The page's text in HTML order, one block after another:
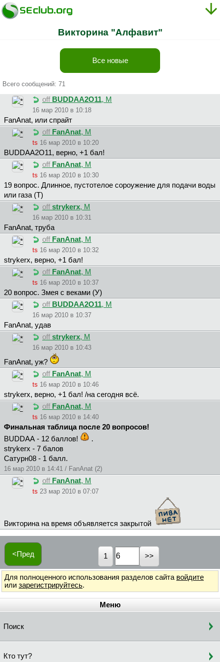
Викторина "Алфавит"
Все новые
Всего сообщений: 71
off BUDDAA2O11, М
16 мар 2010 в 10:18
FanAnat, или спрайт
off FanAnat, М
ts 16 мар 2010 в 10:20
BUDDAA2O11, верно, +1 бал!
off FanAnat, М
ts 16 мар 2010 в 10:30
19 вопрос. Длинное, пустотелое сороужение для подачи воды
или газа (Т)
off strykerx, М
16 мар 2010 в 10:31
FanAnat, труба
off FanAnat, М
ts 16 мар 2010 в 10:32
strykerx, верно, +1 бал!
off FanAnat, М
ts 16 мар 2010 в 10:37
20 вопрос. Змея с веками (У)
off BUDDAA2O11, М
16 мар 2010 в 10:37
FanAnat, удав
off strykerx, М
16 мар 2010 в 10:43
FanAnat, уж?
off FanAnat, М
ts 16 мар 2010 в 10:46
strykerx, верно, +1 бал! /на сегодня всё.
off FanAnat, М
ts 16 мар 2010 в 14:40
Финальная таблица после 20 вопросов!
ВUDDАА - 12 баллов!
.
strykеrх - 7 балов
Сатурн08 - 1 балл.
16 мар 2010 в 14:41 / FanAnat (2)
off FanAnat, М
ts 23 мар 2010 в 07:07
Викторина на время объявляется закрытой
<Пред 1
Для полноценного использования разделов сайта войдите
или зарегистрируйтесь.
Меню
Поиск
Кто тут?